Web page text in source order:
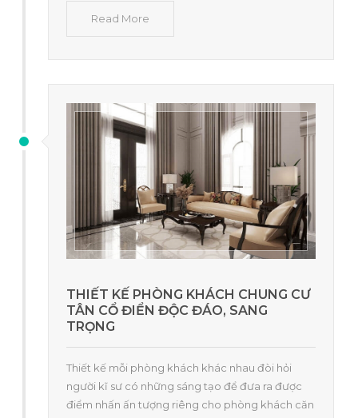
Read More
THIẾT KẾ PHÒNG KHÁCH CHUNG CƯ
TÂN CỔ ĐIỂN ĐỘC ĐÁO, SANG
TRỌNG
Thiết kế mỗi phòng khách khác nhau đòi hỏi
người kĩ sư có những sáng tạo để đưa ra được
điểm nhấn ấn tượng riêng cho phòng khách căn